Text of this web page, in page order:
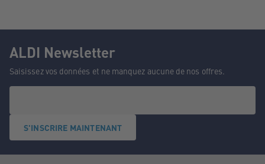
ALDI Newsletter
Saisissez vos données et ne manquez aucune de nos offres.
S'INSCRIRE MAINTENANT